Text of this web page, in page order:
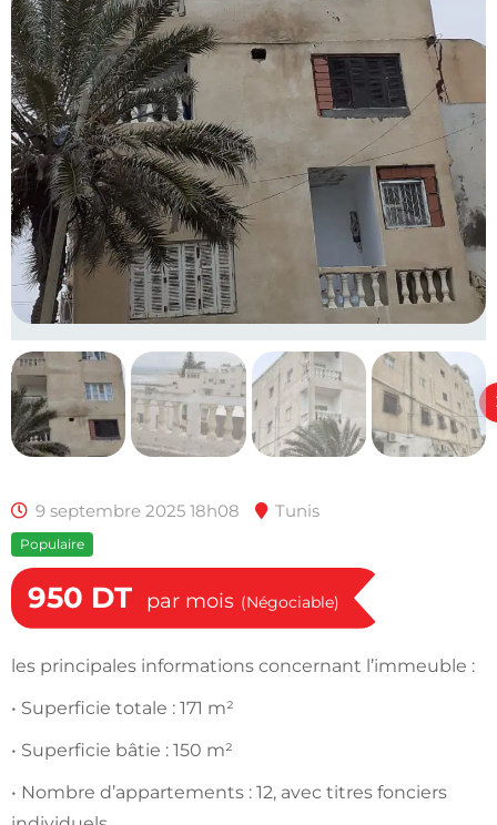
9 septembre 2025 18h08 Tunis
Populaire
950 DT par mois (Négociable)
les principales informations concernant l’immeuble :
• Superficie totale : 171 m²
• Superficie bâtie : 150 m²
• Nombre d’appartements : 12, avec titres fonciers